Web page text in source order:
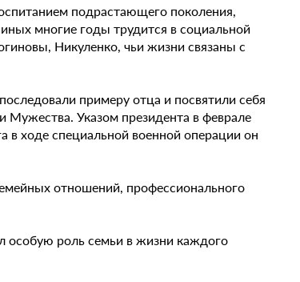
подрастающего поколения,
многие годы трудится в социальной
Никуленко, чьи жизни связаны с
примеру отца и посвятили себя
Указом президента в феврале
в ходе специальной военной операции он
отношений, профессионального
особую роль семьи в жизни каждого